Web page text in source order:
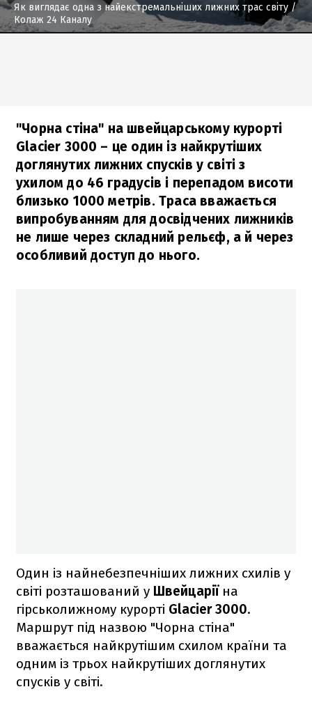
Як виглядає одна з найекстремальніших лижних трас світу /
Колаж 24 Каналу
"Чорна стіна" на швейцарському курорті
Glacier 3000 – це один із найкрутіших
доглянутих лижних спусків у світі з
ухилом до 46 градусів і перепадом висоти
близько 1000 метрів. Траса вважається
випробуванням для досвідчених лижників
не лише через складний рельєф, а й через
особливий доступ до нього.
Один із найнебезпечніших лижних схилів у
світі розташований у Швейцаріїна
гірськолижному курорті Glacier 3000.
Маршрут під назвою "Чорна стіна"
вважається найкрутішим схилом країни та
одним із трьох найкрутіших доглянутих
спусків у світі.